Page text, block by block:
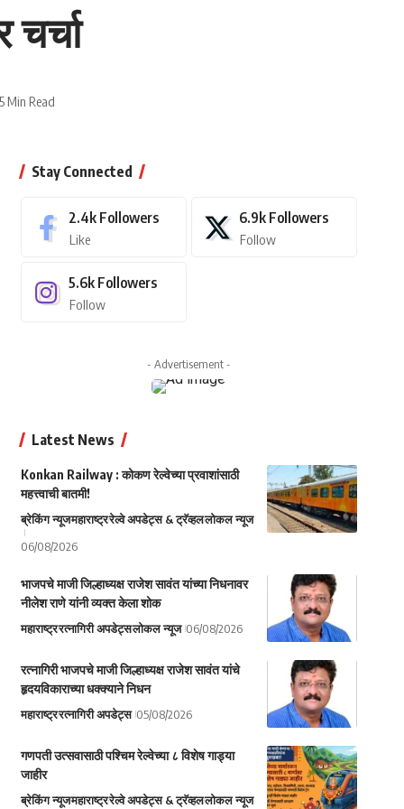
5 Min Read
Stay Connected
2.4k Followers
Like
6.9k Followers
Follow
5.6k Followers
Follow
- Advertisement -
Latest News
Konkan Railway : कोकण रेल्वेच्या प्रवाशांसाठी
महत्त्वाची बातमी!
ब्रेकिंग न्यूजमहाराष्ट्ररेल्वे अपडेट्स & ट्रॅव्हललोकल न्यूज
06/08/2026
भाजपचे माजी जिल्हाध्यक्ष राजेश सावंत यांच्या निधनावर
नीलेश राणे यांनी व्यक्त केला शोक
महाराष्ट्ररत्नागिरी अपडेट्सलोकल न्यूज 06/08/2026
रत्नागिरी भाजपचे माजी जिल्हाध्यक्ष राजेश सावंत यांचे
हृदयविकाराच्या धक्क्याने निधन
महाराष्ट्ररत्नागिरी अपडेट्स 05/08/2026
गणपती उत्सवासाठी पश्चिम रेल्वेच्या ८ विशेष गाड्या
जाहीर
ब्रेकिंग न्यूजमहाराष्ट्ररेल्वे अपडेट्स & ट्रॅव्हललोकल न्यूज